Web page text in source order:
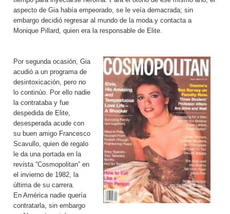
aspecto de Gia había empeorado, se le veía demacrada; sin
embargo decidió regresar al mundo de la moda.y contacta a
Monique Pillard, quien era la responsable de Elite.
Por segunda ocasión, Gia
acudió a un programa de
desintoxicación, pero no
lo continúo. Por ello nadie
la contrataba y fue
despedida de Elite,
desesperada acude con
su buen amigo Francesco
Scavullo, quien de regalo
le da una portada en la
revista “Cosmopolitan” en
el invierno de 1982, la
última de su carrera.
En América nadie quería
contratarla, sin embargo